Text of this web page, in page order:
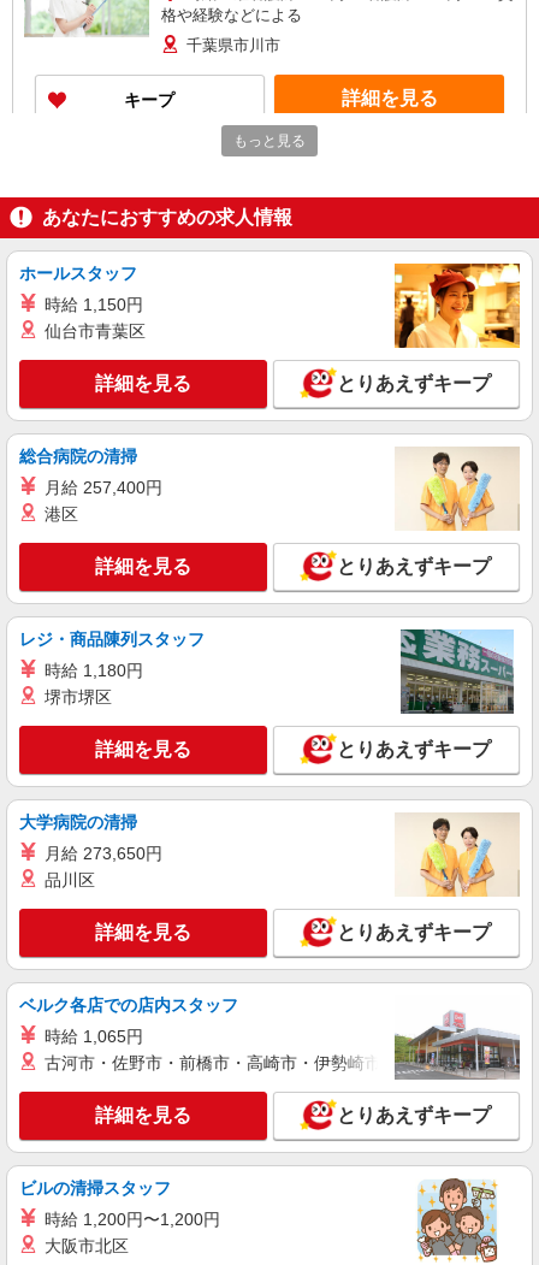
格や経験などによる
千葉県市川市
キープ 詳細を見る
20代〜50代活躍中！デイサービスの看護師＊
残業なし◎日勤のみ
キープ 詳細を見る
派遣社員
（株）ウィルオブ・ワークCW 千葉支店/ms120101
時給1300円 ◆前払い・日払い・週払いOK
キープ 詳細を見る
派遣社員
株式会社kotrio /●SW-H2-2100392
市川大野駅｜家庭と両立できる＊デイサービス
時給2400円〜3000円 ＜日払い有/週払い有/交
通費全支給(ガソリン代含む)＞
市川市 ★来社不要
キープ 詳細を見る
株式会社kotrio /●SW-H2-2024314
＜行徳駅＞元気も、プライベートも諦めない＊
週3〜OK/看護助手
時給1650円〜2312円 ＜日払い有/週払い有/交
市川市
キープ 詳細を見る
派遣社員
（株）ウィルオブ・ワークCW 千葉支店/ms120101
看護助手
時給1500円 ◆前払い・日払い・週払いOK
もっと見る
あなたにおすすめの求人情報
ホールスタッフ
時給 1,150円
仙台市青葉区
詳細を見る とりあえずキープ
総合病院の清掃
月給 257,400円
港区
詳細を見る とりあえずキープ
レジ・商品陳列スタッフ
時給 1,180円
堺市堺区
詳細を見る とりあえずキープ
大学病院の清掃
月給 273,650円
品川区
詳細を見る とりあえずキープ
ベルク各店での店内スタッフ
時給 1,065円
古河市・佐野市・前橋市・高崎市・伊勢崎市・太田市・館林市
詳細を見る とりあえずキープ
ビルの清掃スタッフ
時給 1,200円〜1,200円
大阪市北区